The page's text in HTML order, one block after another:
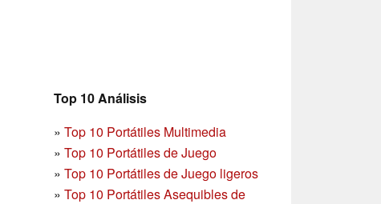
Top 10 Análisis
» Top 10 Portátiles Multimedia
» Top 10 Portátiles de Juego
» Top 10 Portátiles de Juego ligeros
» Top 10 Portátiles Asequibles de